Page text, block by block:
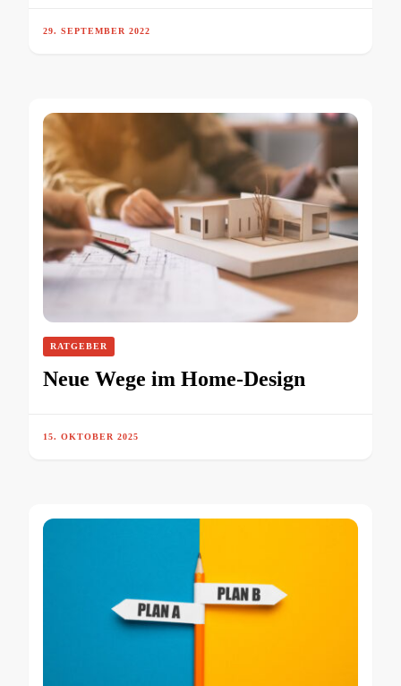
29. SEPTEMBER 2022
RATGEBER
Neue Wege im Home-Design
15. OKTOBER 2025